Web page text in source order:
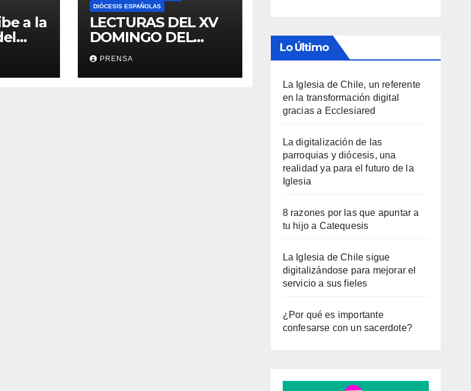
a la
DIÓCESIS ESPAÑOLAS
LECTURAS DEL XV
DOMINGO DEL
TIEMPO
ORDINARIO (A)
PRENSA
Lo Último
La Iglesia de Chile, un referente
en la transformación digital
gracias a Ecclesiared
La digitalización de las
parroquias y diócesis, una
realidad ya para el futuro de la
Iglesia
8 razones por las que apuntar a
tu hijo a Catequesis
La Iglesia de Chile sigue
digitalizándose para mejorar el
servicio a sus fieles
¿Por qué es importante
confesarse con un sacerdote?